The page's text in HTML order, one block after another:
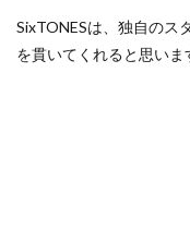
SixTONESは、独自のス
を貫いてくれると思いま